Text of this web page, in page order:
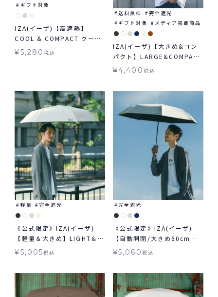
ギフト対象
IZA(イーザ)【高遮熱】
COOL & COMPACT クール
&コンパクト 日傘 折りたた
¥5,280税込
送料無料
完全遮光
ギフト対象
メディア掲載商品
IZA(イーザ)【大きめ&コン
パクト】LARGE&COMPACT
ラージ＆コンパクト日傘 折
¥4,400 税込
軽量 完全遮光
《公式限定》IZA(イーザ)
【軽量＆大きめ】LIGHT＆
LARGE ライト&ラージ 日傘
¥5,005税込
完全遮光
《公式限定》IZA(イーザ)
【自動開閉/大きめ60cm】
AUTOMATIC & SAFE 60cm
め 自動開閉傘 晴雨兼用 ギフ
ト対象
¥5,060 税込